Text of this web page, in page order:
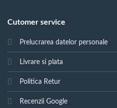
Cutomer service
Prelucrarea datelor personale
Livrare si plata
Politica Retur
Recenzii Google